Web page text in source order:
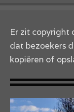
Er zit copyright
dat bezoekers
kopiëren of